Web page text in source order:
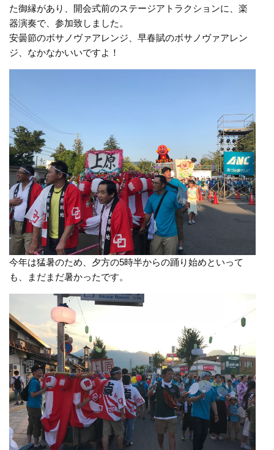
た御縁があり、開会式前のステージアトラクションに、楽
器演奏で、参加致しました。
安曇節のボサノヴァアレンジ、早春賦のボサノヴァアレン
ジ、なかなかいいですよ！
今年は猛暑のため、夕方の5時半からの踊り始めといって
も、まだまだ暑かったです。